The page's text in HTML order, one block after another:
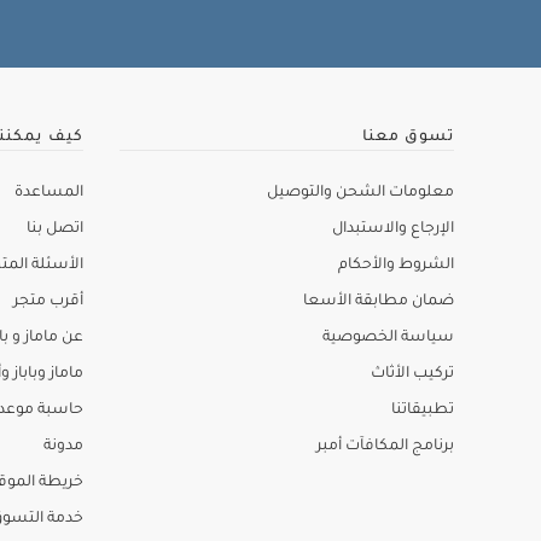
تسوق معنا
معلومات الشحن والتوصيل
الإرجاع والاستبدال
الشروط والأحكام
ضمان مطابقة الأسعا
سياسة الخصوصية
تركيب الأثاث
تطبيقاتنا
برنامج المكافآت أمبر
كيف
المساعدة
اتصل بنا
الأسئلة
أقرب متجر
عن ماماز و
ماماز وباباز
حاسبة موعد
مدونة
خريطة
خدمة